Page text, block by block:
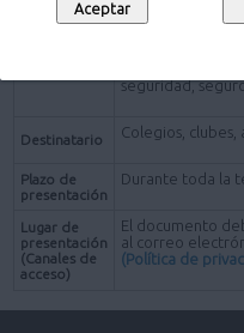
Documento
seguridad,
Destinatario Colegios, clubes,
Plazo de
presentación
Durante toda la
Lugar de
presentación
(Canales de
acceso)
El documento
al correo
(Política de